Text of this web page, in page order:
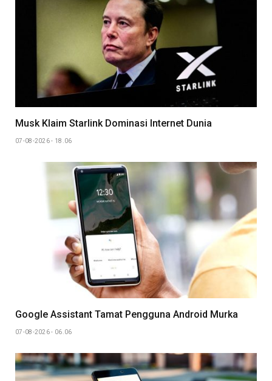
Musk Klaim Starlink Dominasi Internet Dunia
07-08-2026 - 18.06
Google Assistant Tamat Pengguna Android Murka
07-08-2026 - 06.06